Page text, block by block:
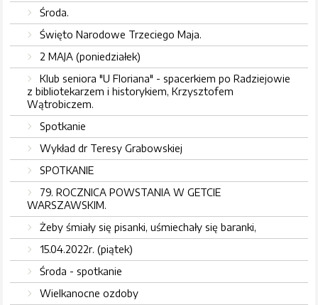
Środa.
Święto Narodowe Trzeciego Maja.
2 MAJA (poniedziałek)
Klub seniora "U Floriana" - spacerkiem po Radziejowie
z bibliotekarzem i historykiem, Krzysztofem
Wątrobiczem.
Spotkanie
Wykład dr Teresy Grabowskiej
SPOTKANIE
79. ROCZNICA POWSTANIA W GETCIE
WARSZAWSKIM.
Żeby śmiały się pisanki, uśmiechały się baranki,
15.04.2022r. (piątek)
Środa - spotkanie
Wielkanocne ozdoby